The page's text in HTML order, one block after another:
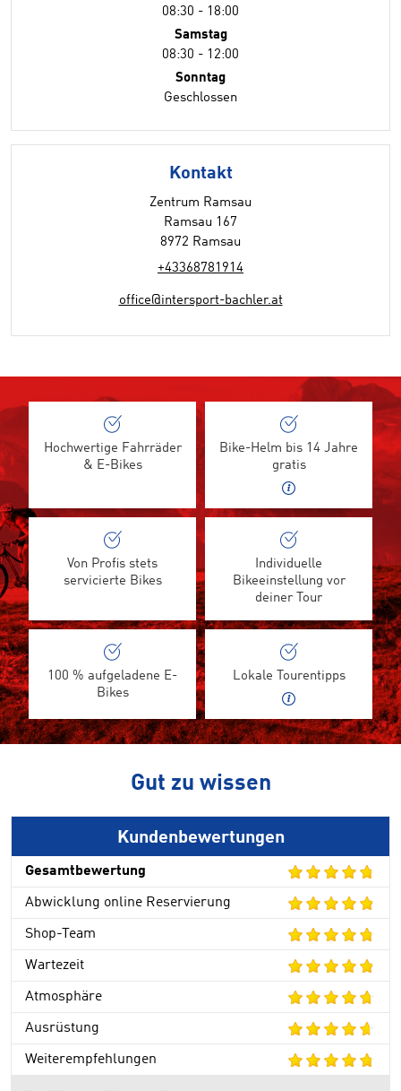
08:30 - 18:00
Samstag
08:30 - 12:00
Sonntag
Geschlossen
Kontakt
Zentrum Ramsau
Ramsau 167
8972 Ramsau
+43368781914
office@intersport-bachler.at
Hochwertige Fahrräder
& E-Bikes
Bike-Helm bis 14 Jahre
gratis
Von Profis stets
servicierte Bikes
Individuelle
Bikeeinstellung vor
deiner Tour
100 % aufgeladene E-
Bikes
Lokale Tourentipps
Gut zu wissen
Kundenbewertungen
Gesamtbewertung
Abwicklung online Reservierung
Shop-Team
Wartezeit
Atmosphäre
Ausrüstung
Weiterempfehlungen